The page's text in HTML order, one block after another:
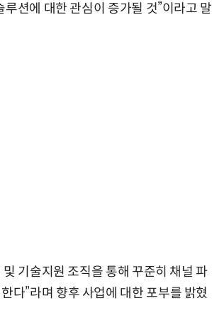
션에 대한 관심이 증가될 것”이라고 말
기술지원 조직을 통해 꾸준히 채널 파
다”라며 향후 사업에 대한 포부를 밝혔